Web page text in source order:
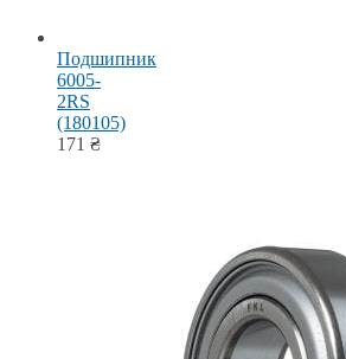
Подшипник
6005-
2RS
(180105)
171 ₴